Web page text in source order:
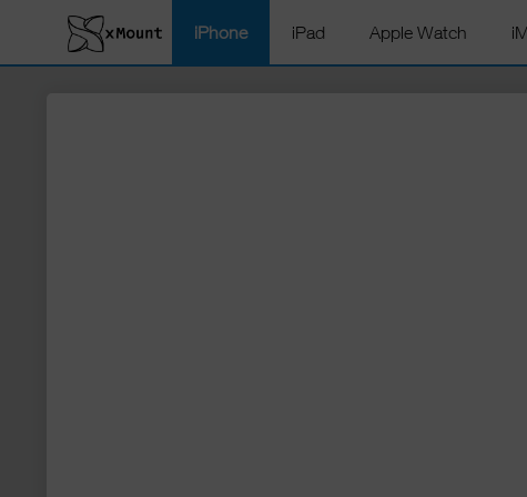
iPhone iPad Apple Watch